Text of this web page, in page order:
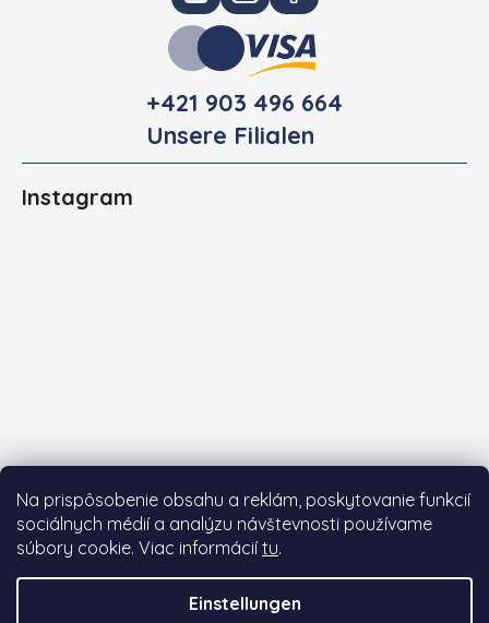
Na prispôsobenie obsahu a reklám, poskytovanie funkcií
sociálnych médií a analýzu návštevnosti používame
súbory cookie. Viac informácií tu.
Einstellungen
+421 903 496 664
Unsere Filialen
Instagram
Auf Instagram folgen